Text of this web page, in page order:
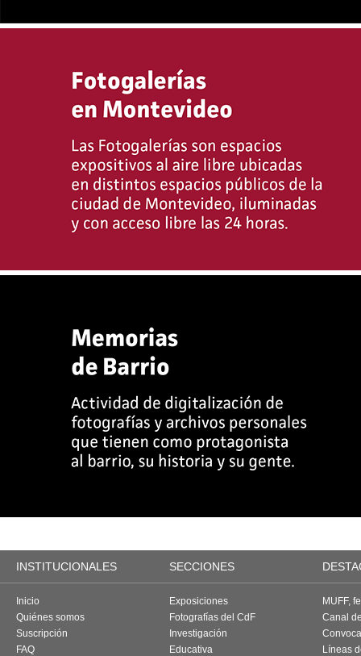
INSTITUCIONALES SECCIONES
Inicio
Quiénes somos
Suscripción
FAQ
Exposiciones
Fotografías del CdF
Investigación
Educativa
MUFF,
Canal
Líneas